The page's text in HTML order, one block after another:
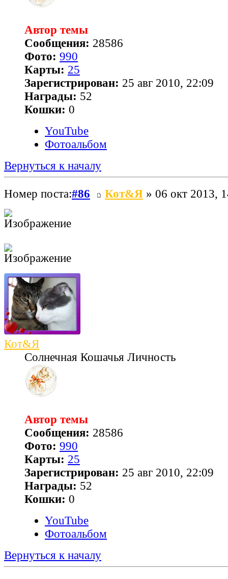
Автор темы
Сообщения: 28586
Фото: 990
Карты: 25
Зарегистрирован: 25 авг 2010, 22:09
Награды: 52
Кошки: 0
YouTube
Фотоальбом
Вернуться к началу
Номер поста:#86 Кот&Я » 06 окт 2013,
Кот&Я
Солнечная Кошачья Личность
Автор темы
Сообщения: 28586
Фото: 990
Карты: 25
Зарегистрирован: 25 авг 2010, 22:09
Награды: 52
Кошки: 0
YouTube
Фотоальбом
Вернуться к началу